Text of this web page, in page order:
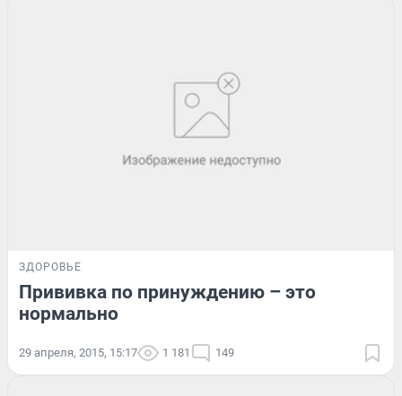
ЗДОРОВЬЕ
Прививка по принуждению – это
нормально
29 апреля, 2015, 15:17 1 181 149